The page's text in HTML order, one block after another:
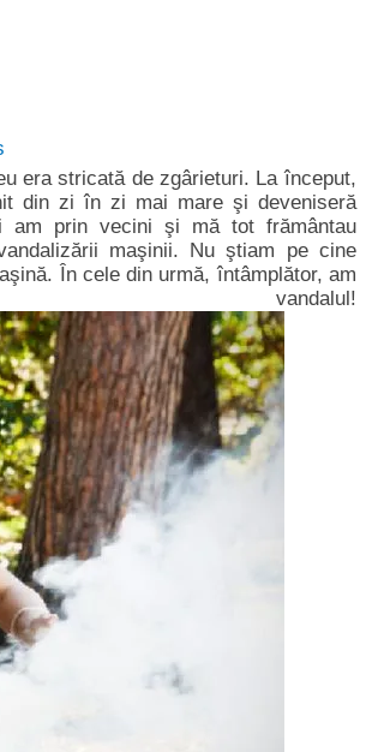
era stricată de zgârieturi. La început,
din zi în zi mai mare şi deveniseră
am prin vecini şi mă tot frământau
maşinii. Nu ştiam pe cine
În cele din urmă, întâmplător, am